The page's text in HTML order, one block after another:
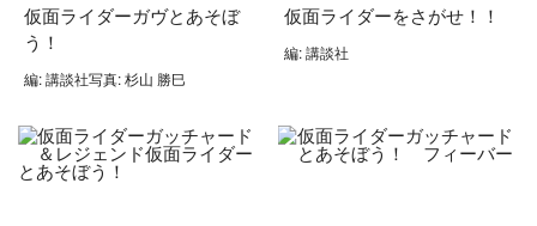
仮面ライダーガヴとあそぼ
う！
編: 講談社写真: 杉山 勝巳
仮面ライダーをさがせ！！
編: 講談社